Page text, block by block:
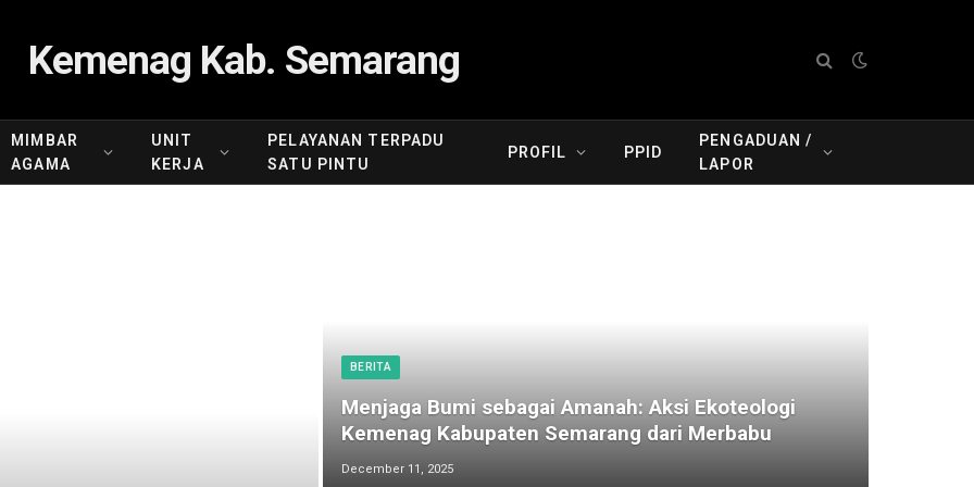
Kemenag Kab. Semarang
MIMBAR
AGAMA
UNIT
KERJA
PELAYANAN TERPADU
SATU PINTU
PROFIL PPID
PENGADUAN /
LAPOR
BERITA
Menjaga Bumi sebagai Amanah: Aksi Ekoteologi
Kemenag Kabupaten Semarang dari Merbabu
December 11, 2025